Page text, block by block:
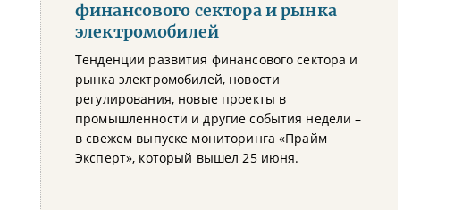
финансового сектора и рынка
электромобилей
Тенденции развития финансового сектора и
рынка электромобилей, новости
регулирования, новые проекты в
промышленности и другие события недели –
в свежем выпуске мониторинга «Прайм
Эксперт», который вышел 25 июня.